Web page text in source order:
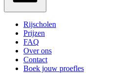
Rijscholen
Prijzen
FAQ
Over ons
Contact
Boek jouw proefles